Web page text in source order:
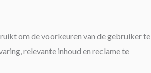
om de voorkeuren van de gebruiker te
relevante inhoud en reclame te